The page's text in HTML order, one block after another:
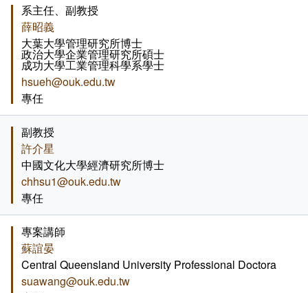
評鑑專區
連絡系辦
諮詢信箱
教材資訊
推廣課程
認證課程
購物中心認證課程
IOPCA認證課程
30+大學試辦計畫學分學程
畢業學分配置
學分抵免及減修申請
課程地圖
課程地圖主頁
專業基礎必選修與領域
活動花絮
常見問答
學會幹部
字 系主任、副教授
薛昭義
大葉大學管理研究所博士
政治大學企業管理研究所碩士
成功大學工業管理科學系學士
hsueh@ouk.edu.tw
專任
副教授
許介星
中國文化大學經濟研究所博士
chhsu1@ouk.edu.tw
專任
專案講師
蘇誼晏
Central Queensland University Professional Doctora
suawang@ouk.edu.tw